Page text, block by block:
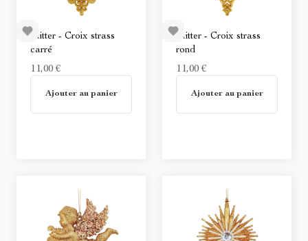
Glitter - Croix strass
carré
11,00 €
Ajouter au panier
Glitter - Croix strass
rond
11,00 €
Ajouter au panier